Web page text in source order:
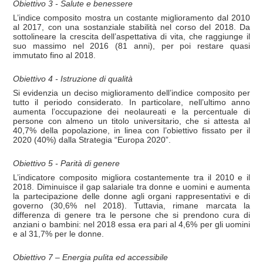
Obiettivo 3 - Salute e benessere
L’indice composito mostra un costante miglioramento dal 2010
al 2017, con una sostanziale stabilità nel corso del 2018. Da
sottolineare la crescita dell’aspettativa di vita, che raggiunge il
suo massimo nel 2016 (81 anni), per poi restare quasi
immutato fino al 2018.
Obiettivo 4 - Istruzione di qualità
Si evidenzia un deciso miglioramento dell’indice composito per
tutto il periodo considerato. In particolare, nell’ultimo anno
aumenta l’occupazione dei neolaureati e la percentuale di
persone con almeno un titolo universitario, che si attesta al
40,7% della popolazione, in linea con l’obiettivo fissato per il
2020 (40%) dalla Strategia “Europa 2020”.
Obiettivo 5 - Parità di genere
L’indicatore composito migliora costantemente tra il 2010 e il
2018. Diminuisce il gap salariale tra donne e uomini e aumenta
la partecipazione delle donne agli organi rappresentativi e di
governo (30,6% nel 2018). Tuttavia, rimane marcata la
differenza di genere tra le persone che si prendono cura di
anziani o bambini: nel 2018 essa era pari al 4,6% per gli uomini
e al 31,7% per le donne.
Obiettivo 7 – Energia pulita ed accessibile